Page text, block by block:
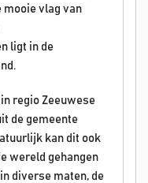
mooie vlag van
ligt in de
regio Zeeuwese
de gemeente
kan dit ook
wereld gehangen
diverse maten, de